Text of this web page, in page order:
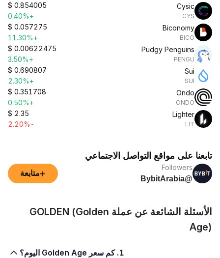
Cysic
CYS
$ 0.854005
+0.40%
Biconomy
BICO
$ 0.057275
+11.30%
Pudgy Penguins
PENGU
$ 0.00622475
+3.50%
Sui
SUI
$ 0.690807
+2.30%
Ondo
ONDO
$ 0.351708
+0.50%
Lighter
LIT
$ 2.35
-2.20%
تابعنا على مواقع التواصل الاجتماعي
Followers
@BybitArabia
+متابعة
الأسئلة الشائعة عن عملة GOLDEN (Golden
Age)
1. كم سعر Golden Age اليوم؟